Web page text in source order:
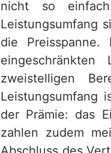
nicht so
Leistungsumfang
die
zweistelligen
Leistungsumfang
der Prämie: das
zahlen zudem